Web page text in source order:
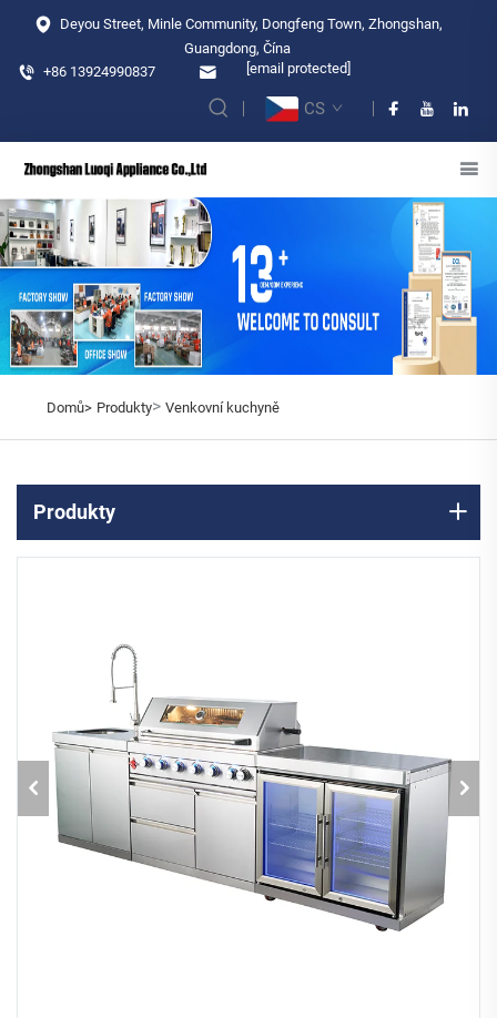
Deyou Street, Minle Community, Dongfeng Town, Zhongshan,
Guangdong, Čína
+86 13924990837
[email protected]
CS
Domů> Produkty> Venkovní kuchyně
Produkty